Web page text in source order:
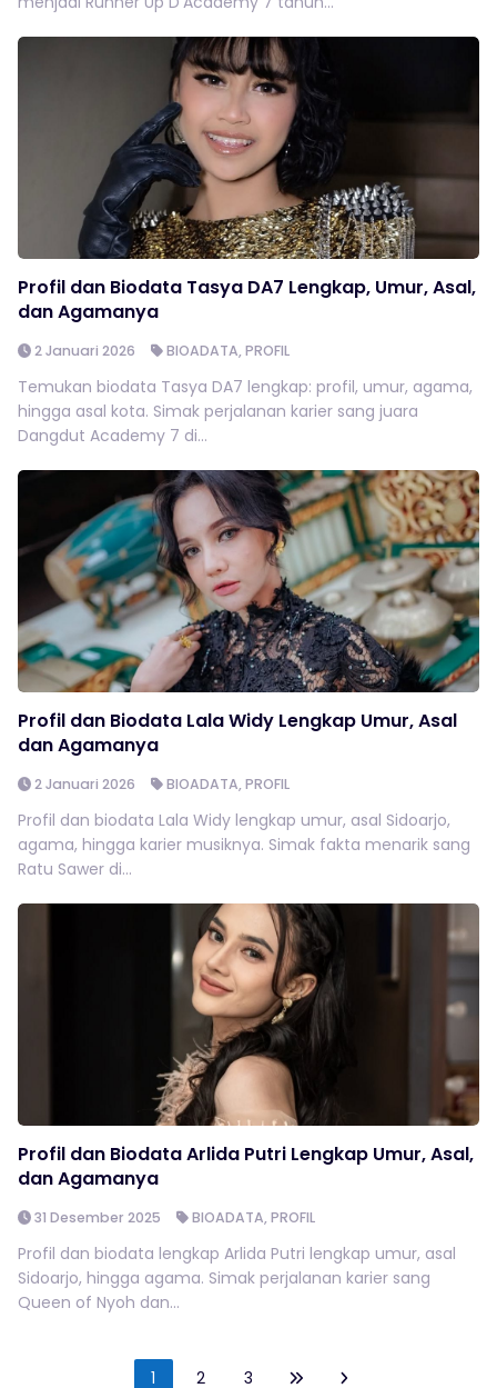
Profil dan Biodata Tasya DA7 Lengkap, Umur, Asal,
dan Agamanya
2 Januari 2026 BIOADATA,PROFIL
Temukan biodata Tasya DA7 lengkap: profil, umur, agama,
hingga asal kota. Simak perjalanan karier sang juara
Dangdut Academy 7 di...
Profil dan Biodata Lala Widy Lengkap Umur, Asal
dan Agamanya
2 Januari 2026 BIOADATA,PROFIL
Profil dan biodata Lala Widy lengkap umur, asal Sidoarjo,
agama, hingga karier musiknya. Simak fakta menarik sang
Ratu Sawer di...
Profil dan Biodata Arlida Putri Lengkap Umur, Asal,
dan Agamanya
31 Desember 2025 BIOADATA,PROFIL
Profil dan biodata lengkap Arlida Putri lengkap umur, asal
Sidoarjo, hingga agama. Simak perjalanan karier sang
Queen of Nyoh dan...
1 2 3